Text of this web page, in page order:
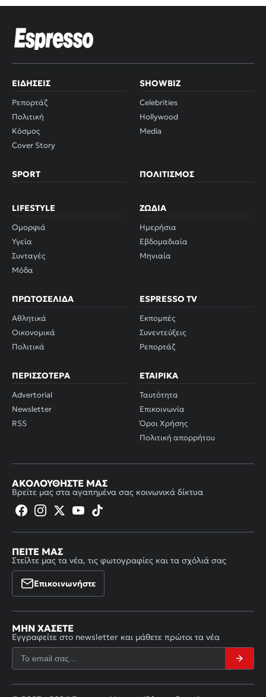
ΕΙΔΉΣΕΙΣ
Ρεπορτάζ
Πολιτική
Κόσμος
Cover Story
SHOWBIZ
Celebrities
Hollywood
Media
SPORT ΠΟΛΙΤΙΣΜΌΣ
LIFESTYLE
Ομορφιά
Υγεία
Συνταγές
Μόδα
ΖΏΔΙΑ
Ημερήσια
Εβδομαδιαία
Μηνιαία
ΠΡΩΤΟΣΈΛΙΔΑ
Αθλητικά
Οικονομικά
Πολιτικά
ESPRESSO TV
Εκπομπές
Συνεντεύξεις
Ρεπορτάζ
ΠΕΡΙΣΣΌΤΕΡΑ
Advertorial
Newsletter
RSS
ΕΤΑΙΡΙΚΆ
Ταυτότητα
Επικοινωνία
Όροι Χρήσης
Πολιτική απορρήτου
ΑΚΟΛΟΥΘΉΣΤΕ ΜΑΣ
Βρείτε μας στα αγαπημένα σας κοινωνικά δίκτυα
ΠΕΊΤΕ ΜΑΣ
Στείλτε μας τα νέα, τις φωτογραφίες και τα σχόλιά σας
Επικοινωνήστε
ΜΗΝ ΧΆΣΕΤΕ
Εγγραφείτε στο newsletter και μάθετε πρώτοι τα νέα